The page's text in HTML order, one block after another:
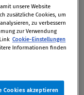
Diversity und
gekommen.
und gab es einen
Leben, an dem
diesen
unsere Website
zusätzliche Cookies, um
zu verbessern
zur Verwendung
Cookie-Einstellungen
Informationen finden
Cookies akzeptieren